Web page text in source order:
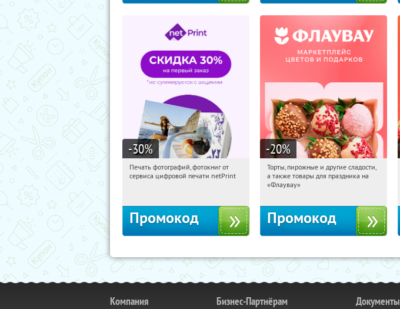
-30%
14:49:36 Получили:
Печать фотографий, фотокниг от
сервиса цифровой печати netPrint
Промокод
-20%
14:49:36 Получили:
Россия
Торты, пирожные и другие сладости,
а также товары для праздника на
«Флаувау»
Промокод
Компания Бизнес-Партнёрам Документы